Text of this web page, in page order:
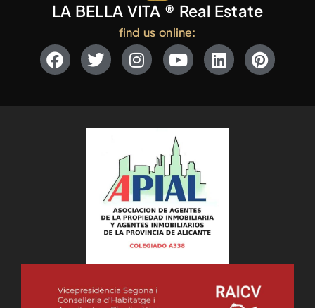
LA BELLA VITA ® Real Estate
find us online: